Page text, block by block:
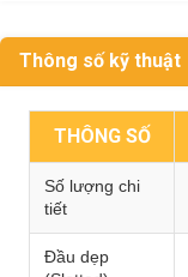
Thông số kỹ thuật
THÔNG SỐ
Số lượng chi
tiết
Đầu dẹp